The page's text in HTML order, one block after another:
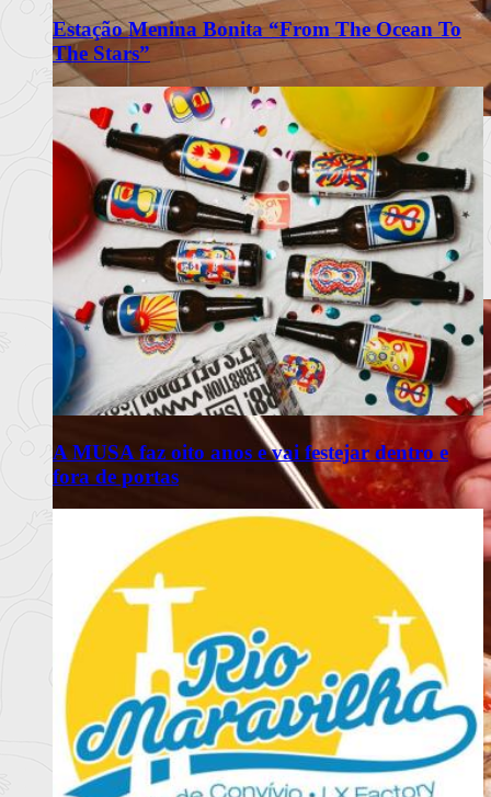
Estação Menina Bonita “From The Ocean To
The Stars”
A MUSA faz oito anos e vai festejar dentro e
fora de portas
Wine & Fado e BBQ animam agosto
no Praia D’El Rey Marriott
Resort na Costa de Prata reúne jantares vínicos, música ao
vivo e mercad
Ler mais+